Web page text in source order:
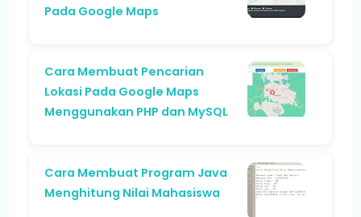
Pada Google Maps
Cara Membuat Pencarian
Lokasi Pada Google Maps
Menggunakan PHP dan MySQL
Cara Membuat Program Java
Menghitung Nilai Mahasiswa